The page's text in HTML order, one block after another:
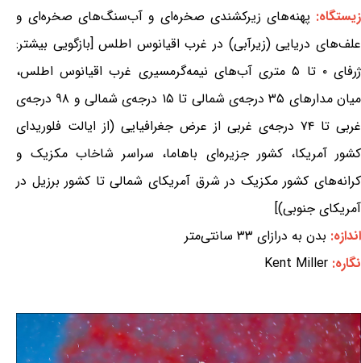
زیستگاه: پهنه‌های زیرکشندی صخره‌ای و آب‌سنگ‌های صخره‌ای و
علف‌های دریایی (زیرآبی) در غرب اقیانوس اطلس [بازگویی بیشتر:
ژرفای ۰ تا ۵ متری آب‌های نیمه‌گرمسیری غرب اقیانوس اطلس،
میان مدارهای ۳۵ درجه‌ی شمالی تا ۱۵ درجه‌ی شمالی و ۹۸ درجه‌ی
غربی تا ۷۴ درجه‌ی غربی از عرض جغرافیایی (از ایالت فلوریدای
کشور آمریکا، کشور جزیره‌ای باهاما، سراسر شاخاب مکزیک و
کرانه‌های کشور مکزیک در شرق آمریکای شمالی تا کشور برزیل در
آمریکای جنوبی)]
اندازه: بدن به درازای ۳۳ سانتی‌متر
نگاره: Kent Miller